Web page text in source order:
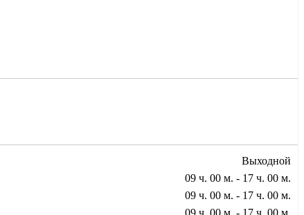
Выходной
09 ч. 00 м. - 17 ч. 00 м.
09 ч. 00 м. - 17 ч. 00 м.
09 ч. 00 м. - 17 ч. 00 м.